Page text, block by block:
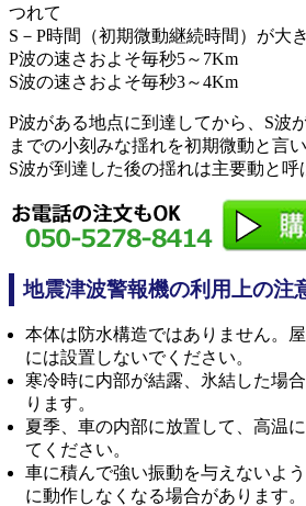
つれて
S－P時間（初期微動継続時間）が大
P波の速さおよそ毎秒5～7Km
S波の速さおよそ毎秒3～4Km
P波がある地点に到達してから、S波
までの小刻みな揺れを初期微動と言い
S波が到達した後の揺れは主要動と呼
地震津波警報機の利用上の注
本体は防水構造ではありません。
には設置しないでください。
寒冷時に内部が結露、氷結した場
ります。
夏季、車の内部に放置して、高温
てください。
車に積んで強い振動を与えないよ
に動作しなくなる場合があります。